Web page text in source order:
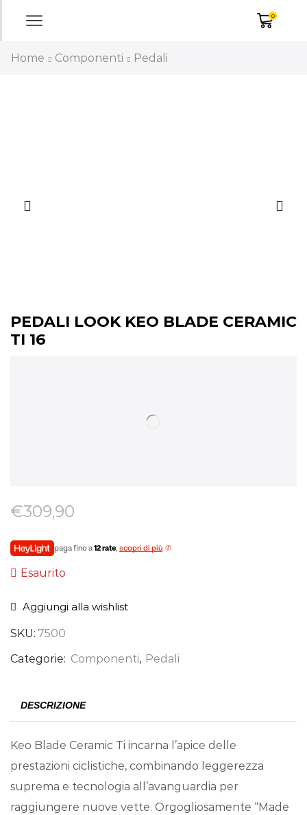
0
Home Componenti Pedali
PEDALI LOOK KEO BLADE CERAMIC
TI 16
€309,90
paga fino a12 rate, scopri di più
Esaurito
Aggiungi alla wishlist
SKU: 7500
Categorie: Componenti, Pedali
DESCRIZIONE
Keo Blade Ceramic Ti incarna l’apice delle
prestazioni ciclistiche, combinando leggerezza
suprema e tecnologia all’avanguardia per
raggiungere nuove vette. Orgogliosamente “Made